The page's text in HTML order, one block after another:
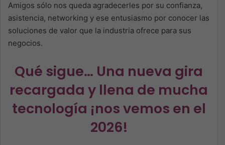
Amigos sólo nos queda agradecerles por su confianza,
asistencia, networking y ese entusiasmo por conocer las
soluciones de valor que la industria ofrece para sus
negocios.
Qué sigue… Una nueva gira
recargada y llena de mucha
tecnología ¡nos vemos en el
2026!